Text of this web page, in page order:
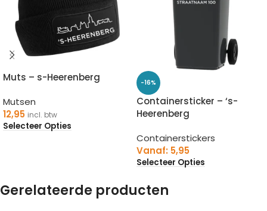
Muts – s-Heerenberg
Mutsen
12,95 incl. btw
Selecteer Opties
-16%
Containersticker – ‘s-
Heerenberg
Containerstickers
Vanaf: 5,95
Selecteer Opties
Gerelateerde producten